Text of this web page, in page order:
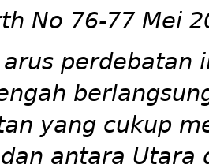
No 76-77 Mei
perdebatan
yang cukup
antara Utara